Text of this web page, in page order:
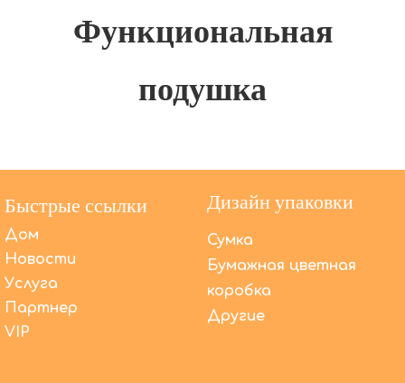
Функциональная
подушка
Быстрые ссылки
Дом
Новости
Услуга
Партнер
VIP
Дизайн упаковки
Сумка
Бумажная цветная
коробка
Другие